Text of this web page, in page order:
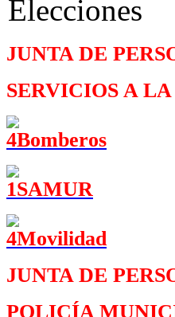
JUNTA DE
SERVICIOS A
JUNTA DE
POLICÍA